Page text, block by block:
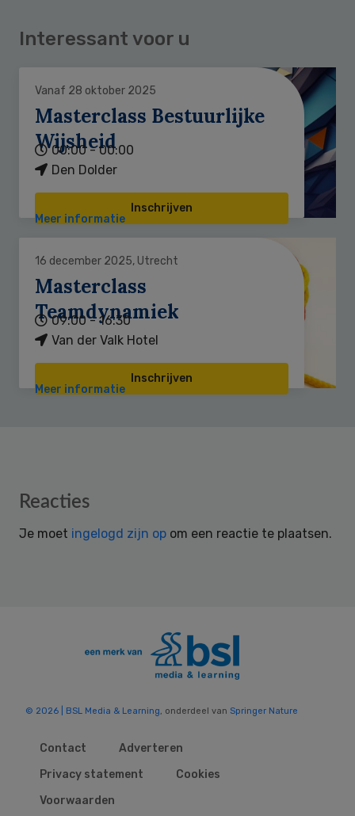
Interessant voor u
Vanaf 28 oktober 2025
Masterclass Bestuurlijke
Wijsheid
00:00 - 00:00
Den Dolder
Inschrijven
Meer informatie
16 december 2025, Utrecht
Masterclass
Teamdynamiek
09:00 - 16:30
Van der Valk Hotel
Inschrijven
Meer informatie
Reader
Reacties
Je moet ingelogd zijn op om een reactie te plaatsen.
© 2026 | BSL Media & Learning , onderdeel van Springer Nature
Contact
Adverteren
Privacy statement
Cookies
Voorwaarden